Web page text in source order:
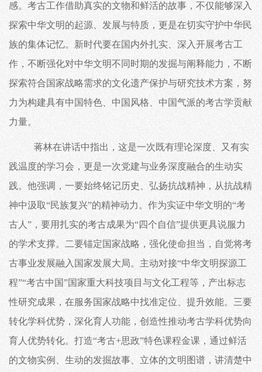
感。考古工作借助真实的文物和鲜活的故事，不仅能够深入
探索中华文明的起源、发展与特质，更是在切实守护中华民
族的集体记忆。新时代要在国内外扎实、深入开展考古工
作，不断强化对中华文明不同时期的发掘与阐释能力，不断
探索符合国家战略需求的文化遗产保护与研究技术方案，努
力为构建具有中国特色、中国风格、中国气派的考古学贡献
力量。
蒋林在讲话中指出，这是一次既有理论深度、又有实
践温度的学习会，更是一次党建与业务深度融合的生动实
践。他强调，一要始终铭记历史、弘扬抗战精神，从抗战精
神中汲取“民族复兴”的精神动力。作为实证中华文明的“考
古人”，要用扎实的考古成果为“四个自信”提供更具说服力
的学术支撑。二要锚定国家战略，强化使命担当，自觉将考
古事业发展融入国家发展大局。主动对接“中华文明探源工
程”“考古中国”国家重大科技项目与文化工程等，产出标志
性研究成果，在服务国家战略中找准定位、提升效能。三要
转化学科优势 ，深化育人功能， 创造性推动考古学科优势向
育人优势转化。打造“考古+思政”特色课程金课，通过鲜活
的文物实例、生动的发掘故事、立体的文明图谱，讲清楚中